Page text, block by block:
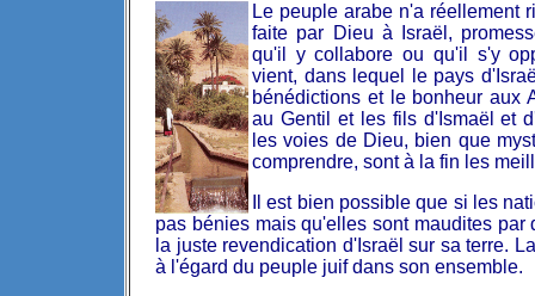
Le peuple arabe n'a réellement
faite par Dieu à Israël,
qu'il y collabore ou qu'il s'y
vient, dans lequel le pays
bénédictions et le bonheur aux
au Gentil et les fils d'Ismaël et
les voies de Dieu, bien que
comprendre, sont à la fin les meill
Il est bien possible que si les
pas bénies mais qu'elles sont maudites
la juste revendication d'Israël sur sa terre.
à l'égard du peuple juif dans son ensemble.